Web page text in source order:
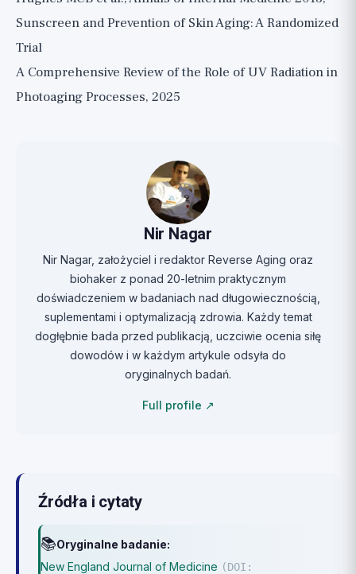
Sunscreen and Prevention of Skin Aging: A Randomized
Trial
A Comprehensive Review of the Role of UV Radiation in
Photoaging Processes, 2025
Nir Nagar
Nir Nagar, założyciel i redaktor Reverse Aging oraz
biohaker z ponad 20-letnim praktycznym
doświadczeniem w badaniach nad długowiecznością,
suplementami i optymalizacją zdrowia. Każdy temat
dogłębnie bada przed publikacją, uczciwie ocenia siłę
dowodów i w każdym artykule odsyła do
oryginalnych badań.
Full profile ↗
Źródła i cytaty
📚Oryginalne badanie:
New England Journal of Medicine (DOI: